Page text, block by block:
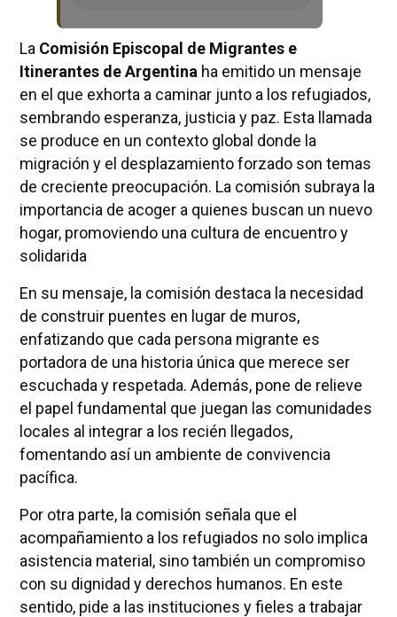
La Comisión Episcopal de Migrantes e
Itinerantes de Argentina ha emitido un mensaje
en el que exhorta a caminar junto a los refugiados,
sembrando esperanza, justicia y paz. Esta llamada
se produce en un contexto global donde la
migración y el desplazamiento forzado son temas
de creciente preocupación. La comisión subraya la
importancia de acoger a quienes buscan un nuevo
hogar, promoviendo una cultura de encuentro y
solidarida
En su mensaje, la comisión destaca la necesidad
de construir puentes en lugar de muros,
enfatizando que cada persona migrante es
portadora de una historia única que merece ser
escuchada y respetada. Además, pone de relieve
el papel fundamental que juegan las comunidades
locales al integrar a los recién llegados,
fomentando así un ambiente de convivencia
pacífica.
Por otra parte, la comisión señala que el
acompañamiento a los refugiados no solo implica
asistencia material, sino también un compromiso
con su dignidad y derechos humanos. En este
sentido, pide a las instituciones y fieles a trabajar